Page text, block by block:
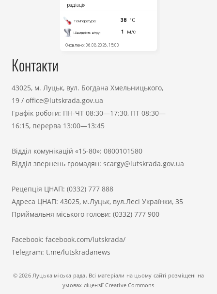
Контакти
43025, м. Луцьк, вул. Богдана Хмельницького,
19 / office@lutskrada.gov.ua
Графік роботи: ПН-ЧТ 08:30—17:30, ПТ 08:30—
16:15, перерва 13:00—13:45
Відділ комунікацій «15-80»: 0800101580
Відділ звернень громадян: scargy@lutskrada.gov.ua
Рецепція ЦНАП: (0332) 777 888
Адреса ЦНАП: 43025, м.Луцьк, вул.Лесі Українки, 35
Приймальня міського голови: (0332) 777 900
Facebook: facebook.com/lutskrada/
Telegram: t.me/lutskradanews
© 2026 Луцька міська рада. Всі матеріали на цьому сайті розміщені на
умовах ліцензії Creative Commons